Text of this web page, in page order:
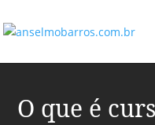
O que é